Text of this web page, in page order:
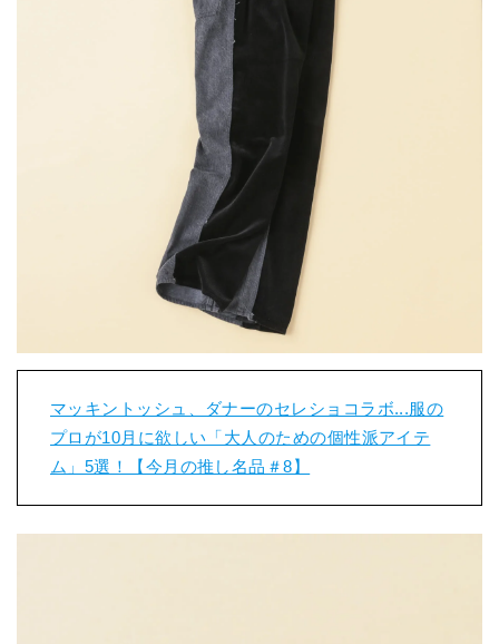
マッキントッシュ、ダナーのセレショコラボ...服の
プロが10月に欲しい「大人のための個性派アイテ
ム」5選！【今月の推し名品＃8】